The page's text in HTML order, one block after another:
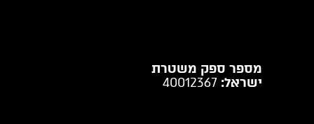
מספר ספק משטרת
ישראל: